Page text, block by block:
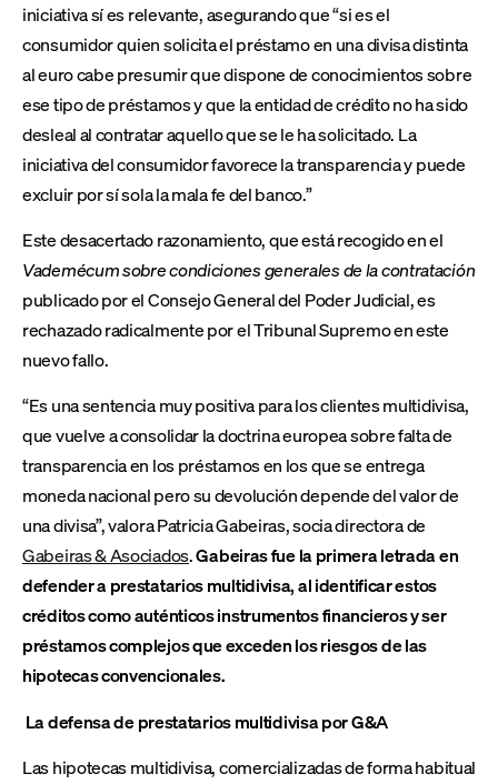
iniciativa sí es relevante, asegurando que “si es el
consumidor quien solicita el préstamo en una divisa distinta
al euro cabe presumir que dispone de conocimientos sobre
ese tipo de préstamos y que la entidad de crédito no ha sido
desleal al contratar aquello que se le ha solicitado. La
iniciativa del consumidor favorece la transparencia y puede
excluir por sí sola la mala fe del banco.”
Este desacertado razonamiento, que está recogido en el
Vademécum sobre condiciones generales de la contratación
publicado por el Consejo General del Poder Judicial, es
rechazado radicalmente por el Tribunal Supremo en este
nuevo fallo.
“Es una sentencia muy positiva para los clientes multidivisa,
que vuelve a consolidar la doctrina europea sobre falta de
transparencia en los préstamos en los que se entrega
moneda nacional pero su devolución depende del valor de
una divisa”, valora Patricia Gabeiras, socia directora de
Gabeiras & Asociados.Gabeiras fue la primera letrada en
defender a prestatarios multidivisa, al identificar estos
créditos como auténticos instrumentos financieros y ser
préstamos complejos que exceden los riesgos de las
hipotecas convencionales.
La defensa de prestatarios multidivisa por G&A
Las hipotecas multidivisa, comercializadas de forma habitual